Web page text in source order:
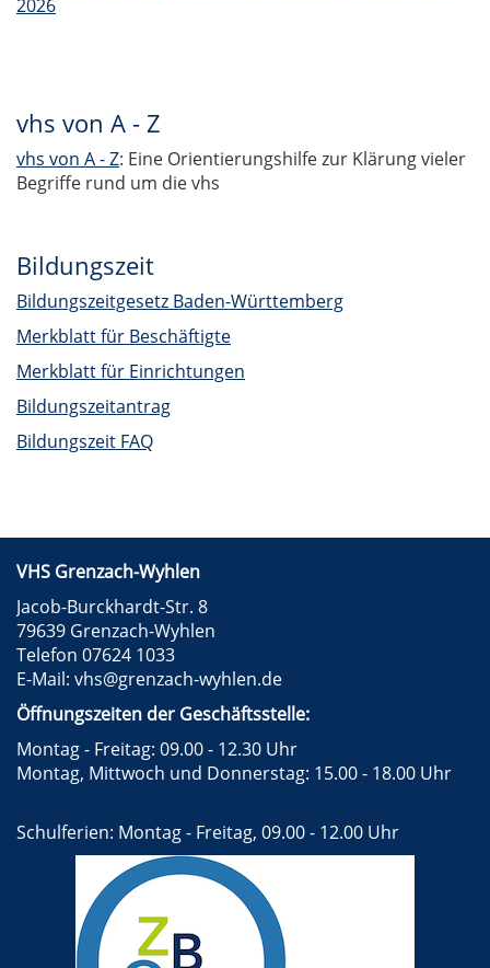
2026
vhs von A - Z
vhs von A - Z: Eine Orientierungshilfe zur Klärung vieler
Begriffe rund um die vhs
Bildungszeit
Bildungszeitgesetz Baden-Württemberg
Merkblatt für Beschäftigte
Merkblatt für Einrichtungen
Bildungszeitantrag
Bildungszeit FAQ
VHS Grenzach-Wyhlen
Jacob-Burckhardt-Str. 8
79639 Grenzach-Wyhlen
Telefon 07624 1033
E-Mail: vhs@grenzach-wyhlen.de
Öffnungszeiten der Geschäftsstelle:
Montag - Freitag: 09.00 - 12.30 Uhr
Montag, Mittwoch und Donnerstag: 15.00 - 18.00 Uhr
Schulferien: Montag - Freitag, 09.00 - 12.00 Uhr